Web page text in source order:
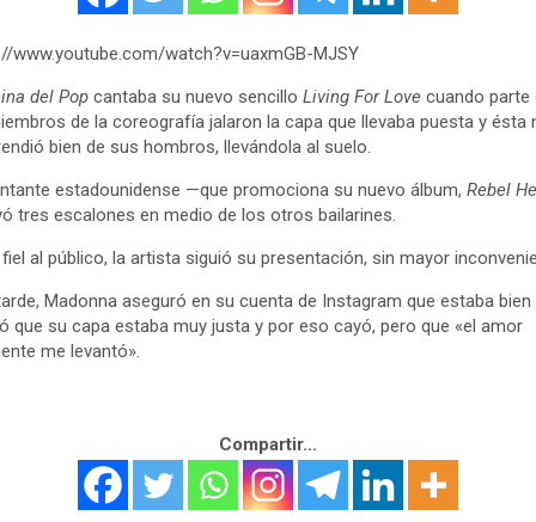
www.youtube.com/watch?v=uaxmGB-MJSY
del Pop cantaba su nuevo sencillo Living For Love cuando parte
de la coreografía jalaron la capa que llevaba puesta y ésta
bien de sus hombros, llevándola al suelo.
estadounidense —que promociona su nuevo álbum, Rebel
tres escalones en medio de los otros bailarines.
al público, la artista siguió su presentación, sin mayor
Madonna aseguró en su cuenta de Instagram que estaba bien
que su capa estaba muy justa y por eso cayó, pero que «el amor
me levantó».
Compartir...